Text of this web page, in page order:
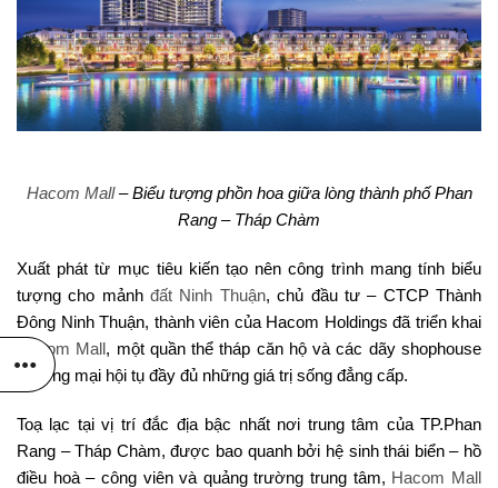
Hacom Mall– Biểu tượng phồn hoa giữa lòng thành phố Phan
Rang – Tháp Chàm
Xuất phát từ mục tiêu kiến tạo nên công trình mang tính biểu
tượng cho mảnhđất Ninh Thuận, chủ đầu tư – CTCP Thành
Đông Ninh Thuận, thành viên của Hacom Holdings đã triển khai
Hacom Mall, một quần thể tháp căn hộ và các dãy shophouse
thương mại hội tụ đầy đủ những giá trị sống đẳng cấp.
Toạ lạc tại vị trí đắc địa bậc nhất nơi trung tâm của TP.Phan
Rang – Tháp Chàm, được bao quanh bởi hệ sinh thái biển – hồ
điều hoà – công viên và quảng trường trung tâm, Hacom Mall